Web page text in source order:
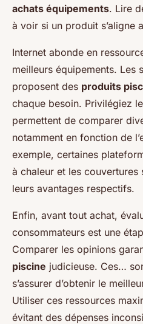
achats équipements. Lire
à voir si un produit s’aligne
Internet abonde en
meilleurs équipements. Les
proposent des produits
chaque besoin. Privilégiez
permettent de comparer
notamment en fonction de
exemple, certaines
à chaleur et les couvertures
leurs avantages respectifs.
Enfin, avant tout achat,
consommateurs est une
Comparer les opinions
piscine judicieuse. Ces…
s’assurer d’obtenir le
Utiliser ces ressources
évitant des dépenses